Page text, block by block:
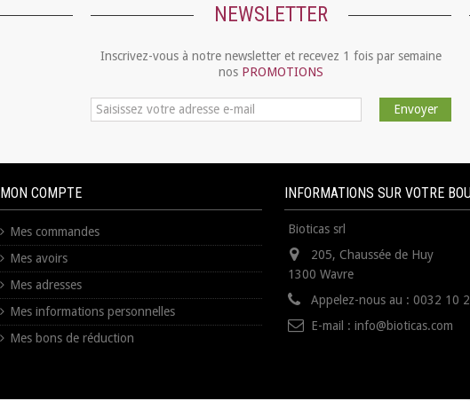
NEWSLETTER
Inscrivez-vous à notre newsletter et recevez 1 fois par semaine
nos PROMOTIONS
Envoyer
MON COMPTE
Mes commandes
Mes avoirs
Mes adresses
Mes informations personnelles
Mes bons de réduction
INFORMATIONS SUR VOTRE
Bioticas srl
205, Chaussée de Huy
1300 Wavre
Appelez-nous au : 0032 10
E-mail : info@bioticas.com